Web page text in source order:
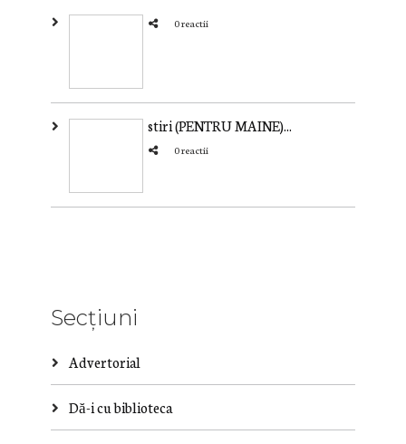
0 reactii
stiri (PENTRU MAINE)...
0 reactii
Secțiuni
Advertorial
Dă-i cu biblioteca